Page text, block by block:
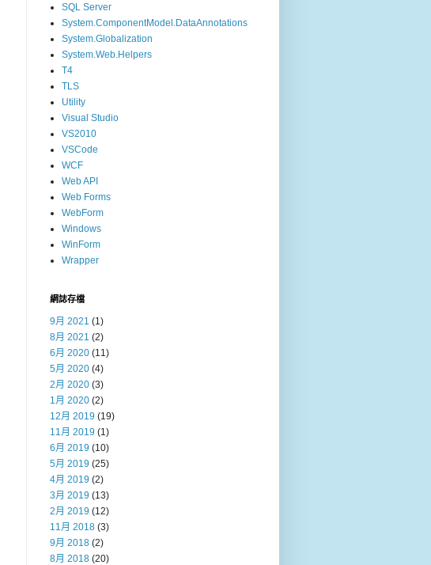
SQL Server
System.ComponentModel.DataAnnotations
System.Globalization
System.Web.Helpers
T4
TLS
Utility
Visual Studio
VS2010
VSCode
WCF
Web API
Web Forms
WebForm
Windows
WinForm
Wrapper
網誌存檔
9月 2021 (1)
8月 2021 (2)
6月 2020 (11)
5月 2020 (4)
2月 2020 (3)
1月 2020 (2)
12月 2019 (19)
11月 2019 (1)
6月 2019 (10)
5月 2019 (25)
4月 2019 (2)
3月 2019 (13)
2月 2019 (12)
11月 2018 (3)
9月 2018 (2)
8月 2018 (20)